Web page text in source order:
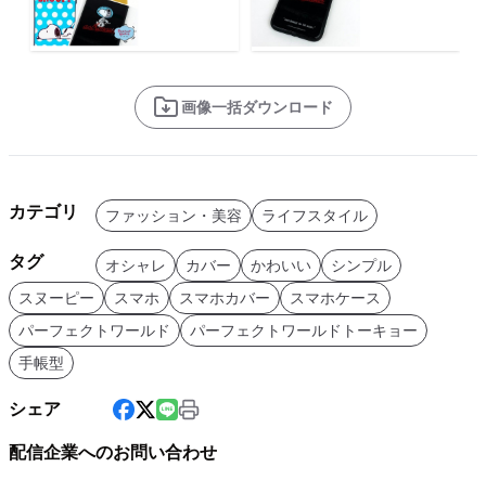
画像一括ダウンロード
カテゴリ ファッション・美容 ライフスタイル
タグ オシャレ カバー かわいい
シンプル
スヌーピー
スマホ スマホカバー
スマホケース
パーフェクトワールド
パーフェクトワールドトーキョー
手帳型
シェア
配信企業へのお問い合わせ